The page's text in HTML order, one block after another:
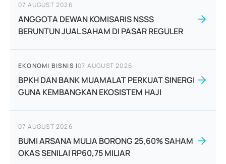
07 AUGUST 2026
ANGGOTA DEWAN KOMISARIS NSSS
BERUNTUN JUAL SAHAM DI PASAR REGULER
EKONOMI BISNIS |07 AUGUST 2026
BPKH DAN BANK MUAMALAT PERKUAT SINERGI
GUNA KEMBANGKAN EKOSISTEM HAJI
07 AUGUST 2026
BUMI ARSANA MULIA BORONG 25,60% SAHAM
OKAS SENILAI RP60,75 MILIAR